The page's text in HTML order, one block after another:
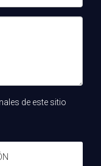
la experiencia o
específica.
y una falta de
la pérdida de
de este sitio